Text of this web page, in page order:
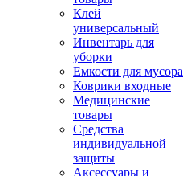
Клей
универсальный
Инвентарь для
уборки
Емкости для мусора
Коврики входные
Медицинские
товары
Средства
индивидуальной
защиты
Аксессуары и